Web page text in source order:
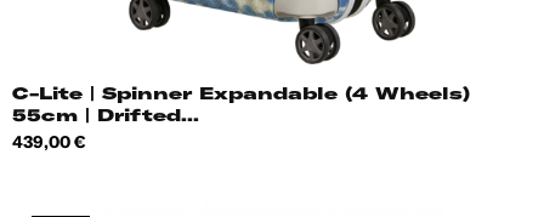
C-Lite | Spinner Expandable (4 Wheels)
55cm | Drifted...
Hind
439,00 €